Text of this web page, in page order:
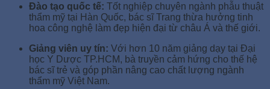
Đào tạo quốc tế: Tốt nghiệp chuyên ngành phẫu thuật
thẩm mỹ tại Hàn Quốc, bác sĩ Trang thừa hưởng tinh
hoa công nghệ làm đẹp hiện đại từ châu Á và thế giới.
Giảng viên uy tín: Với hơn 10 năm giảng dạy tại Đại
học Y Dược TP.HCM, bà truyền cảm hứng cho thế hệ
bác sĩ trẻ và góp phần nâng cao chất lượng ngành
thẩm mỹ Việt Nam.